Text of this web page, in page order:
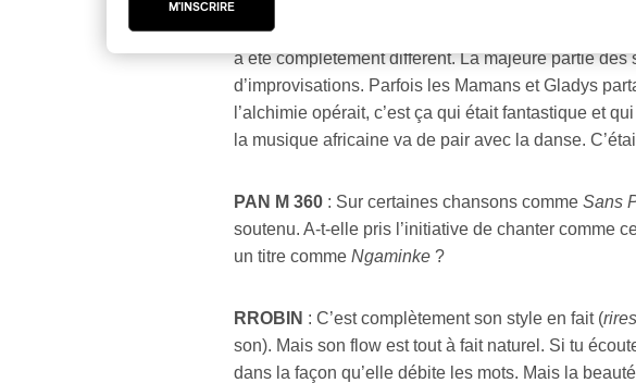
Chaque son que je produis, je vois déjà quelle voix
a été complètement différent. La majeure partie
d’improvisations. Parfois les Mamans et Gladys
l’alchimie opérait, c’est ça qui était fantastique et
la musique africaine va de pair avec la danse.
PAN M 360 : Sur certaines chansons comme Sans
soutenu. A-t-elle pris l’initiative de chanter comme
un titre comme Ngaminke?
RROBIN : C’est complètement son style en fait (rires
son). Mais son flow est tout à fait naturel. Si tu
dans la façon qu’elle débite les mots. Mais la
M'INSCRIRE